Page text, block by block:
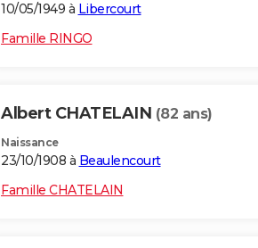
10/05/1949 à Libercourt
Famille RINGO
Albert CHATELAIN (82 ans)
Naissance
23/10/1908 à Beaulencourt
Famille CHATELAIN